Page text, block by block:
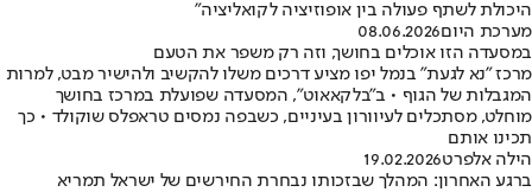
היכולת לשתף פעולה בין אופוזיציה לקואליציה"
מערכת היום08.06.2026
במסעדה הזו אוכלים בחושך, וזה רק משפר את הטעם
מרכז "נא לגעת" בנמל יפו מציע דרכים משלו להקשיב ולהישיר מבט, למרות
המגבלות של הגוף • ב"בלקאאוט", המסעדה שפועלת במרכז בחושך
מוחלט, מסתכלים לעיוורון בעיניים, כשבפה נמסים טראפלס שוקולד • כך
תכינו אותם
הילה אלפרט19.02.2026
ברגע האחרון: המהלך שבזכותו נבחרת החירשים של ישראל תמריא